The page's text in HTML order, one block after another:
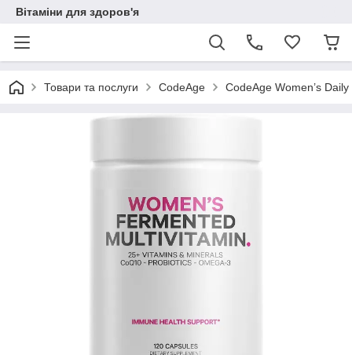
Вітаміни для здоров'я
Товари та послуги CodeAge CodeAge Women’s